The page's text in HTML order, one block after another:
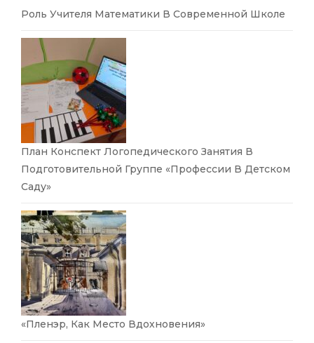
Роль Учителя Математики В Современной Школе
План Конспект Логопедического Занятия В
Подготовительной Группе «Профессии В Детском
Саду»
«Пленэр, Как Место Вдохновения»